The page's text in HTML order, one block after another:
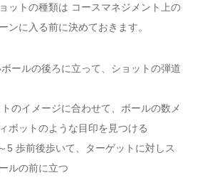
ットの種類は コースマネジメント上の
ンに入る前に決めておきます。
ールの後ろに立って、ショットの弾道
のイメージに合わせて、ボールの数メ
ボットのような目印を見つける
歩前後歩いて、ターゲットに対しス
ルの前に立つ